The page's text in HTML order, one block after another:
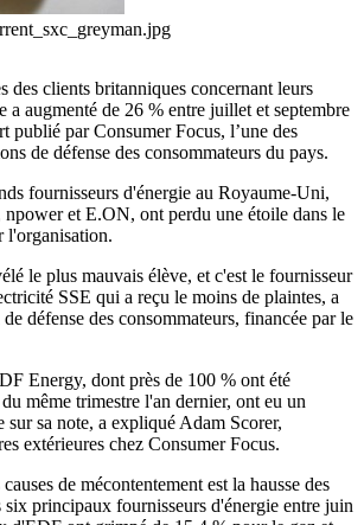
des clients britanniques concernant leurs
a augmenté de 26 % entre juillet et septembre
publié par Consumer Focus, l’une des
de défense des consommateurs du pays.
fournisseurs d'énergie au Royaume-Uni,
et E.ON, ont perdu une étoile dans le
l'organisation.
le plus mauvais élève, et c'est le fournisseur
SSE qui a reçu le moins de plaintes, a
défense des consommateurs, financée par le
Energy, dont près de 100 % ont été
même trimestre l'an dernier, ont eu un
sur sa note, a expliqué Adam Scorer,
extérieures chez Consumer Focus.
de mécontentement est la hausse des
six principaux fournisseurs d'énergie entre juin